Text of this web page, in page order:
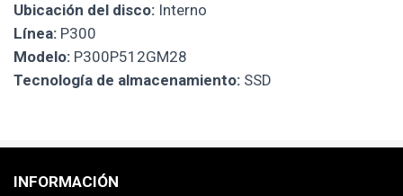
Ubicación del disco: Interno
Línea: P300
Modelo: P300P512GM28
Tecnología de almacenamiento: SSD
INFORMACIÓN